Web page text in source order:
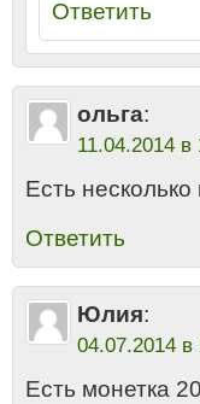
Ответить
ольга:
11.04.2014 в
Есть
Ответить
Юлия:
04.07.2014 в
Есть монетка